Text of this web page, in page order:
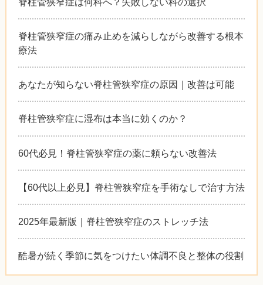
脊柱管狭窄症の痛み止めを減らしながら改善する根本
療法
あなたが知らない脊柱管狭窄症の原因｜改善は可能
脊柱管狭窄症に湿布は本当に効くのか？
60代必見！脊柱管狭窄症の薬に頼らない改善法
【60代以上必見】脊柱管狭窄症を手術なしで治す方法
2025年最新版｜脊柱管狭窄症のストレッチ法
酷暑が続く季節に気をつけたい体調不良と整体の役割